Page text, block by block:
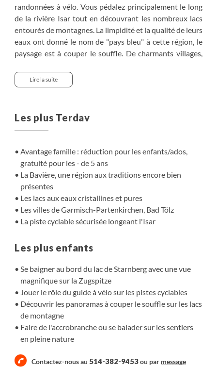
randonnées à vélo. Vous pédalez principalement le long
de la rivière Isar tout en découvrant les nombreux lacs
entourés de montagnes. La limpidité et la qualité de leurs
eaux ont donné le nom de "pays bleu" à cette région, le
paysage est à couper le souffle. De charmants villages,
cristallines des lacs Starnberg ou Sylvenstein. La pureté
de cette nature et les traditions bavaroises encore bien
authentique. Des vacances idéales en famille et à vélo
entre lacs et montagnes.
Lire la suite
Les plus Terdav
Avantage famille : réduction pour les enfants/ados,
gratuité pour les - de 5 ans
La Bavière, une région aux traditions encore bien
présentes
Les lacs aux eaux cristallines et pures
Les villes de Garmisch-Partenkirchen, Bad Tölz
La piste cyclable sécurisée longeant l'Isar
Les plus enfants
Se baigner au bord du lac de Starnberg avec une vue
magnifique sur la Zugspitze
Jouer le rôle du guide à vélo sur les pistes cyclables
Découvrir les panoramas à couper le souffle sur les lacs
de montagne
Faire de l'accrobranche ou se balader sur les sentiers
en pleine nature
Contactez-nous au 514-382-9453ou par message